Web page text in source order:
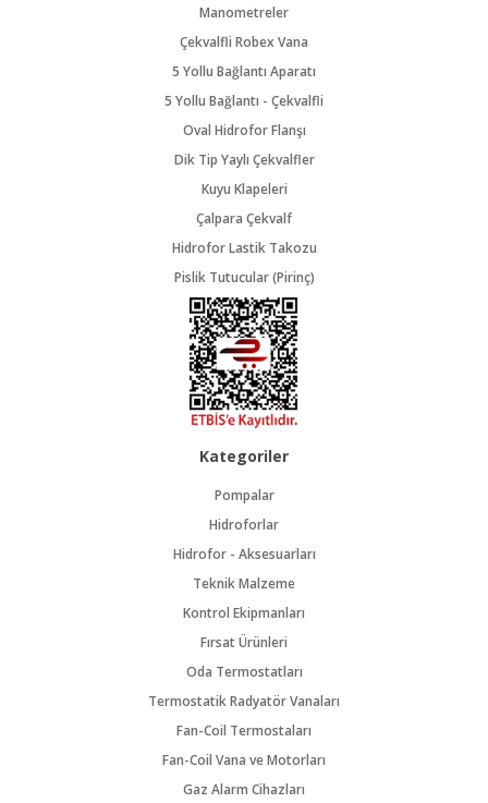
Manometreler
Çekvalfli Robex Vana
5 Yollu Bağlantı Aparatı
5 Yollu Bağlantı - Çekvalfli
Oval Hidrofor Flanşı
Dik Tip Yaylı Çekvalfler
Kuyu Klapeleri
Çalpara Çekvalf
Hidrofor Lastik Takozu
Pislik Tutucular (Pirinç)
Kategoriler
Pompalar
Hidroforlar
Hidrofor - Aksesuarları
Teknik Malzeme
Kontrol Ekipmanları
Fırsat Ürünleri
Oda Termostatları
Termostatik Radyatör Vanaları
Fan-Coil Termostaları
Fan-Coil Vana ve Motorları
Gaz Alarm Cihazları